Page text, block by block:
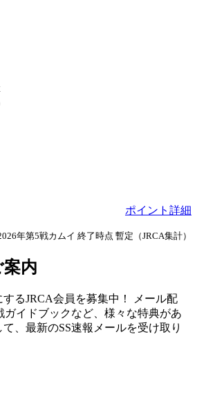
ポイント詳細
年第5戦カムイ 終了時点 暫定（JRCA集計）
内
るJRCA会員を募集中！ メール配
ガイドブックなど、様々な特典があ
、最新のSS速報メールを受け取り